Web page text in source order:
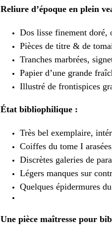
Reliure d’époque en plein
Dos lisse finement
Pièces de titre & de
Tranches marbrées,
Papier d’une grande
Illustré de frontispices
État bibliophilique :
Très bel exemplaire,
Coiffes du tome I
Discrètes galeries de
Légers manques sur
Quelques épidermures
Une pièce maîtresse pour